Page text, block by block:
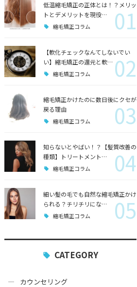
低温縮毛矯正の正体とは！？メリッ
トとデメリットを現役…
縮毛矯正コラム 01
【軟化チェックなんてしないでい
い】縮毛矯正の還元と軟…
縮毛矯正コラム 02
縮毛矯正かけたのに数日後にクセが
戻る理由
縮毛矯正コラム 03
知らないとやばい！？【髪質改善の
種類】トリートメント…
縮毛矯正コラム 04
細い髪の毛でも自然な縮毛矯正かけ
られる？チリチリにな…
縮毛矯正コラム 05
CATEGORY
カウンセリング